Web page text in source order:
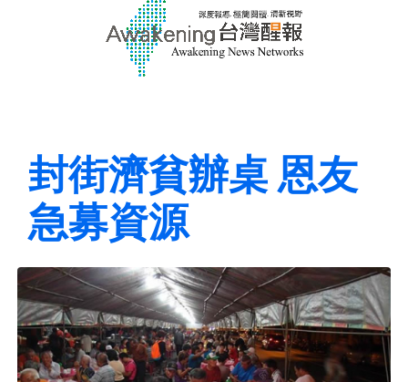
封街濟貧辦桌 恩友
急募資源